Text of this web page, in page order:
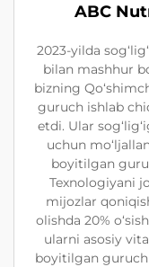
ABC
2023-yilda
bilan mashhur
bizning
guruch ishlab
etdi. Ular
uchun
boyitilgan
Texnologiyani
mijozlar
olishda 20%
ularni asosiy
boyitilgan